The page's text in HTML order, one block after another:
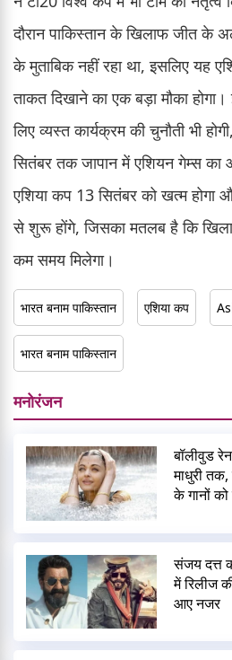
दौरान पाकिस्तान के खिलाफ जीत के
के मुताबिक नहीं रहा था, इसलिए यह
ताकत दिखाने का एक बड़ा मौका
लिए व्यस्त कार्यक्रम की चुनौती भी
सितंबर तक जापान में एशियन गेम्स का
एशिया कप 13 सितंबर को खत्म होगा
से शुरू होंगे, जिसका मतलब है कि
कम समय मिलेगा।
भारत बनाम पाकिस्तान एशिया कप
भारत बनाम पाकिस्तान
मनोरंजन
बॉलीवुड
माधुरी
के गानों
संजय दत्त
में रिलीज
आए नजर